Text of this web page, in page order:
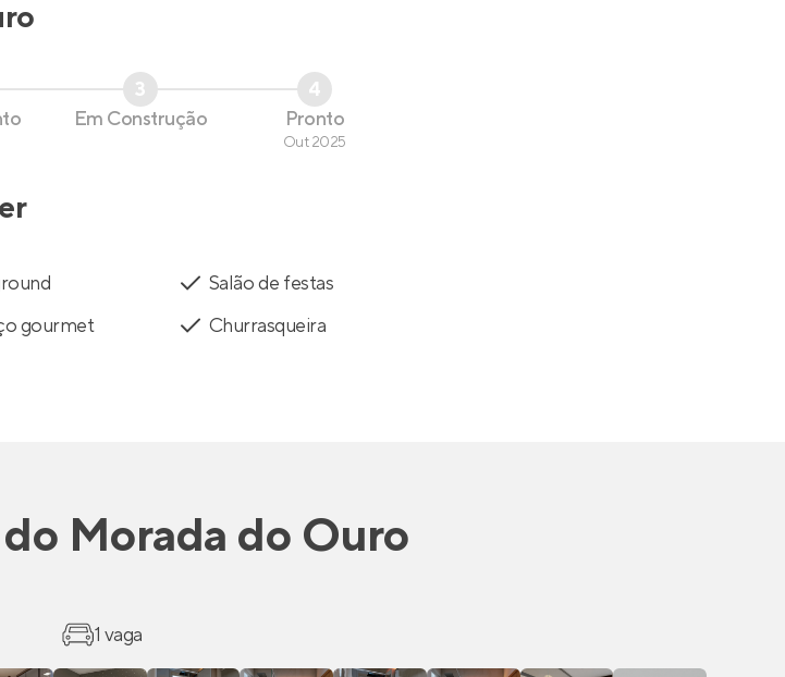
3
Em Construção
4
Pronto
Out 2025
Salão de festas
gourmet
Churrasqueira
do Morada do Ouro
1 vaga